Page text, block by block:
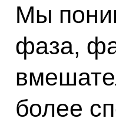
Мы
фаза,
более